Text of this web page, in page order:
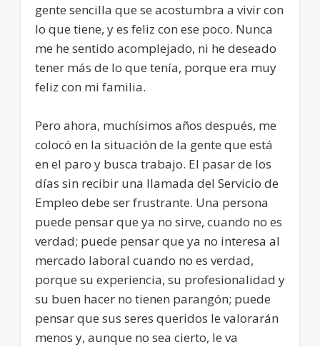
gente sencilla que se acostumbra a vivir con
lo que tiene, y es feliz con ese poco. Nunca
me he sentido acomplejado, ni he deseado
tener más de lo que tenía, porque era muy
feliz con mi familia.
Pero ahora, muchísimos años después, me
colocó en la situación de la gente que está
en el paro y busca trabajo. El pasar de los
días sin recibir una llamada del Servicio de
Empleo debe ser frustrante. Una persona
puede pensar que ya no sirve, cuando no es
verdad; puede pensar que ya no interesa al
mercado laboral cuando no es verdad,
porque su experiencia, su profesionalidad y
su buen hacer no tienen parangón; puede
pensar que sus seres queridos le valorarán
menos y, aunque no sea cierto, le va